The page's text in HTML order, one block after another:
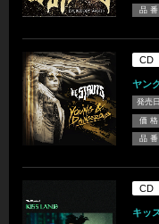
品 番
CD
ヤン
発売日
価 格
品 番
CD
キッ